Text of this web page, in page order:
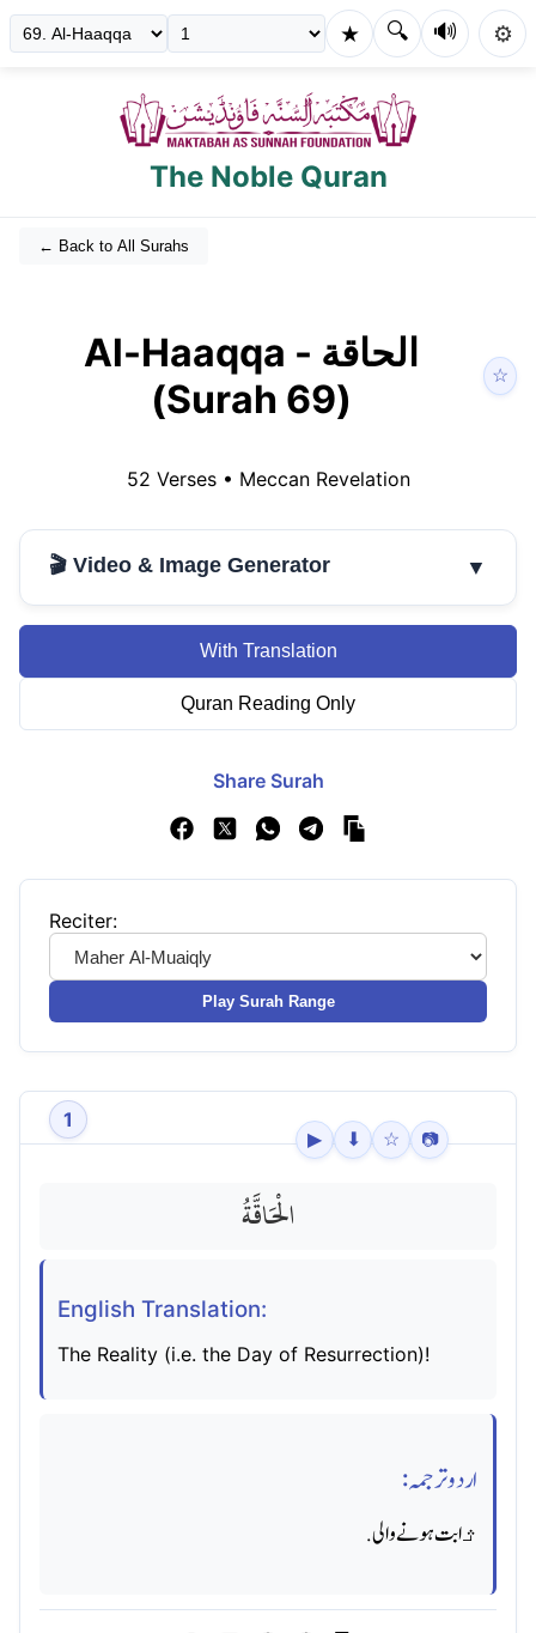
★ 🔍 🔊 ⚙️
The Noble Quran
← Back to All Surahs
Al-Haaqqa - الحاقة
(Surah 69)
☆
52 Verses • MeccanRevelation
🎬 Video & Image Generator ▼
With Translation
Quran Reading Only
Share Surah
Reciter:
Play Surah Range
1
▶ ⬇ ☆ 📷
الْحَاقَّةُ
English Translation:
The Reality (i.e. the Day of Resurrection)!
اردو ترجمہ:
ﺛابت ہونے والی.